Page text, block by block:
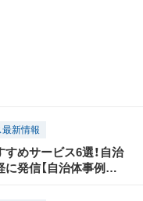
新情報
めサービス6選！自治
発信【自治体事例の